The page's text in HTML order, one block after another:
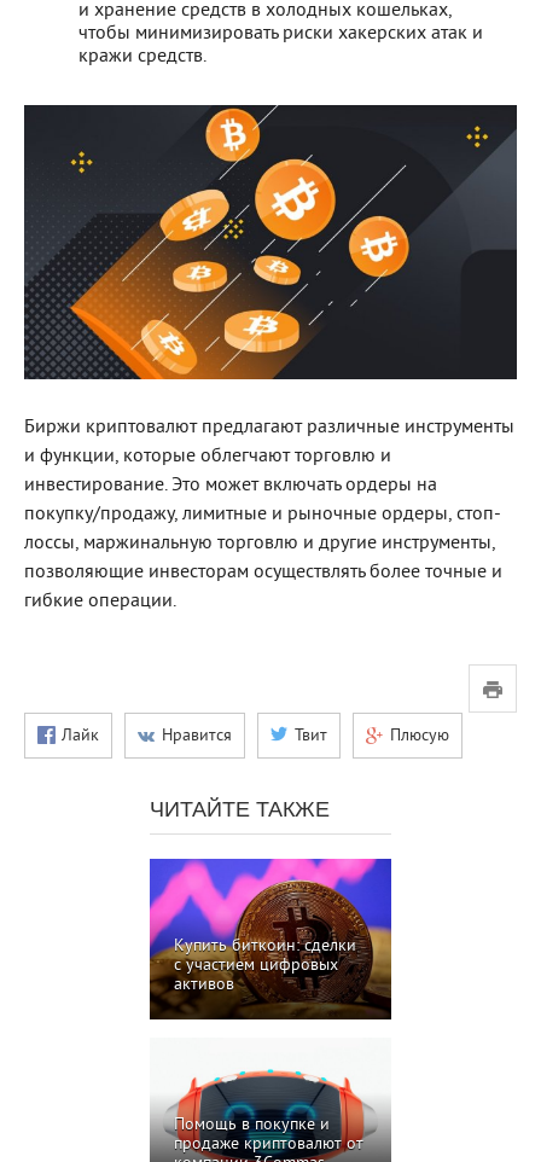
и хранение средств в холодных кошельках,
чтобы минимизировать риски хакерских атак и
кражи средств.
Биржи криптовалют предлагают различные инструменты
и функции, которые облегчают торговлю и
инвестирование. Это может включать ордеры на
покупку/продажу, лимитные и рыночные ордеры, стоп-
лоссы, маржинальную торговлю и другие инструменты,
позволяющие инвесторам осуществлять более точные и
гибкие операции.
Лайк Нравится Твит Плюсую
ЧИТАЙТЕ ТАКЖЕ
Купить биткоин: сделки
с участием цифровых
активов
Помощь в покупке и
продаже криптовалют от